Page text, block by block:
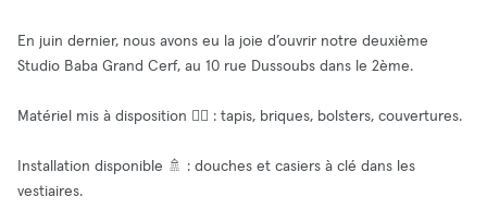
En juin dernier, nous avons eu la joie d’ouvrir notre deuxième
Studio Baba Grand Cerf, au 10 rue Dussoubs dans le 2ème.
Matériel mis à disposition 🧘‍♂️ : tapis, briques, bolsters, couvertures.
Installation disponible 🚿 : douches et casiers à clé dans les
vestiaires.